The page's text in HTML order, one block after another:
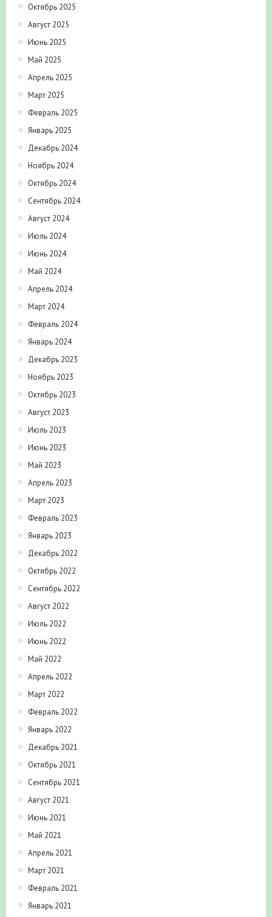
Октябрь 2025
Август 2025
Июнь 2025
Май 2025
Апрель 2025
Март 2025
Февраль 2025
Январь 2025
Декабрь 2024
Ноябрь 2024
Октябрь 2024
Сентябрь 2024
Август 2024
Июль 2024
Июнь 2024
Май 2024
Апрель 2024
Март 2024
Февраль 2024
Январь 2024
Декабрь 2023
Ноябрь 2023
Октябрь 2023
Август 2023
Июль 2023
Июнь 2023
Май 2023
Апрель 2023
Март 2023
Февраль 2023
Январь 2023
Декабрь 2022
Октябрь 2022
Сентябрь 2022
Август 2022
Июль 2022
Июнь 2022
Май 2022
Апрель 2022
Март 2022
Февраль 2022
Январь 2022
Декабрь 2021
Октябрь 2021
Сентябрь 2021
Август 2021
Июнь 2021
Май 2021
Апрель 2021
Март 2021
Февраль 2021
Январь 2021